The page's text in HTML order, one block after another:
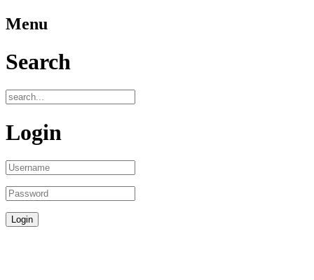
Menu
Search
Login